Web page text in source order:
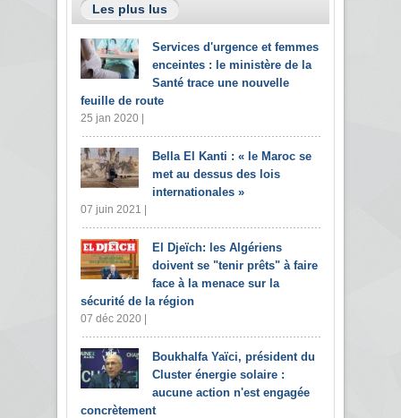
Les plus lus
Services d'urgence et femmes
enceintes : le ministère de la
Santé trace une nouvelle
feuille de route
25 jan 2020 |
Bella El Kanti : « le Maroc se
met au dessus des lois
internationales »
07 juin 2021 |
El Djeïch: les Algériens
doivent se "tenir prêts" à faire
face à la menace sur la
sécurité de la région
07 déc 2020 |
Boukhalfa Yaïci, président du
Cluster énergie solaire :
aucune action n'est engagée
concrètement